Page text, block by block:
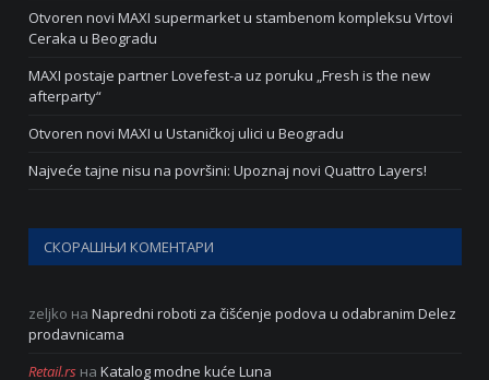
Otvoren novi MAXI supermarket u stambenom kompleksu Vrtovi
Ceraka u Beogradu
MAXI postaje partner Lovefest-a uz poruku „Fresh is the new
afterparty“
Otvoren novi MAXI u Ustaničkoj ulici u Beogradu
Najveće tajne nisu na površini: Upoznaj novi Quattro Layers!
СКОРАШЊИ КОМЕНТАРИ
zeljko на Napredni roboti za čišćenje podova u odabranim Delez
prodavnicama
Retail.rs на Katalog modne kuće Luna